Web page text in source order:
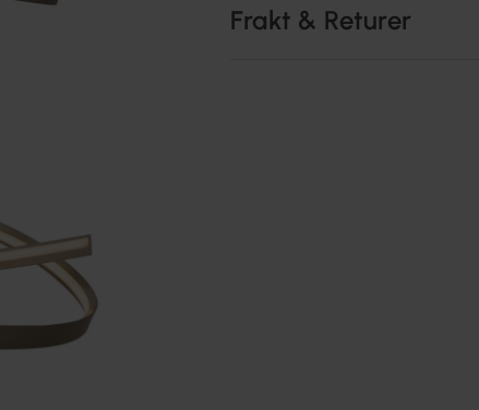
Frakt & Returer